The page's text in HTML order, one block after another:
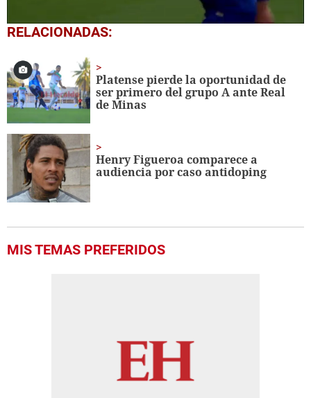
0
seconds
15
seconds
RELACIONADAS:
Platense pierde la oportunidad de
ser primero del grupo A ante Real
de Minas
Henry Figueroa comparece a
audiencia por casoantidoping
MIS TEMAS PREFERIDOS